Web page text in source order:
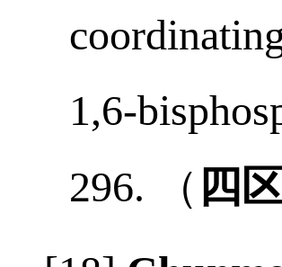
Yanhong
1,6-